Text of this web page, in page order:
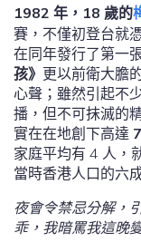
1982 年，18 歲的
賽，不僅初登台就
在同年發行了第一
孩》 更以前衛大膽
心聲；雖然引起不
播，但不可抹滅的
實在在地創下高達
家庭平均有 4 人，
當時香港人口的六
夜會令禁忌分解，
乖，我暗罵我這晚